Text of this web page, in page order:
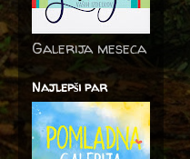
Galerija meseca
Najlepši par